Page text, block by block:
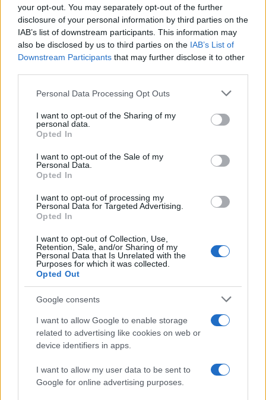
your opt-out. You may separately opt-out of the further
disclosure of your personal information by third parties on the
IAB’s list of downstream participants. This information may
also be disclosed by us to third parties on the IAB’s List of
Downstream Participants that may further disclose it to other
Please note that this website/app uses one or more Google
not limited to your visit or usage behaviour. You may click to
grant or deny consent to Google and its third-party tags to
use your data for below specified purposes in below Google
consent section.
Personal Data Processing Opt Outs
I want to opt-out of the Sharing of my
personal data.
Opted In
I want to opt-out of the Sale of my
Personal Data.
Opted In
I want to opt-out of processing my
Personal Data for Targeted Advertising.
Opted In
I want to opt-out of Collection, Use,
Retention, Sale, and/or Sharing of my
Personal Data that Is Unrelated with the
Purposes for which it was collected.
Opted Out
Google consents
I want to allow Google to enable storage
related to advertising like cookies on web or
device identifiers in apps.
I want to allow my user data to be sent to
Google for online advertising purposes.
perché guardarla
Cristian Castiglioni · 7 Ago 2026
TEEN NEWS
Guida al giornalino teen: linea editoriale, ruoli e
strumenti gratis
Matteo Pellegrino · 3 Ago 2026